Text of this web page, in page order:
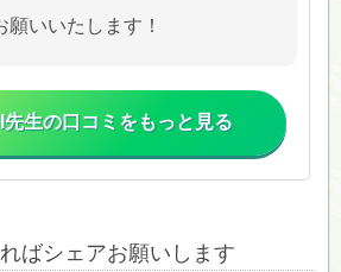
願いいたします！
先生の口コミをもっと見る
ばシェアお願いします